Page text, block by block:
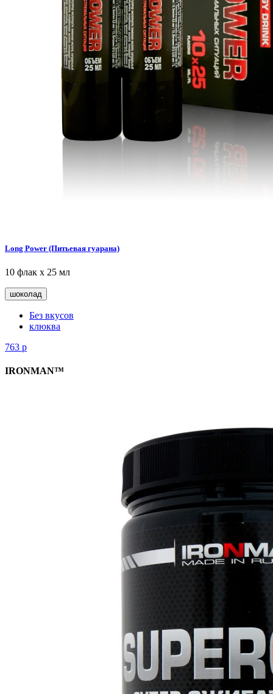
Long Power (Питьевая гуарана)
10 флак х 25 мл
шоколад
Без вкусов
клюква
763 р
IRONMAN™